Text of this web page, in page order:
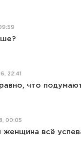
22:41
что
00:05
всё